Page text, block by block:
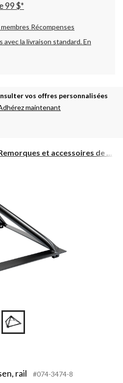
99 $*
Récompenses
avec la livraison standard.En
vos offres personnalisées
maintenant
et accessoires de ...
rail #074-3474-8